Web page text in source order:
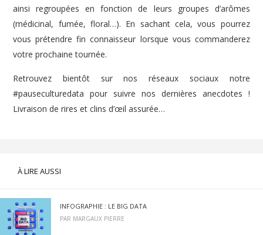
ainsi regroupées en fonction de leurs groupes d’arômes
(médicinal, fumée, floral…). En sachant cela, vous pourrez
vous prétendre fin connaisseur lorsque vous commanderez
votre prochaine tournée.
Retrouvez bientôt sur nos réseaux sociaux notre
#pauseculturedata pour suivre nos dernières anecdotes !
Livraison de rires et clins d’œil assurée…
À LIRE AUSSI
INFOGRAPHIE : LE BIG DATA
PAR MARGAUX PIERRE